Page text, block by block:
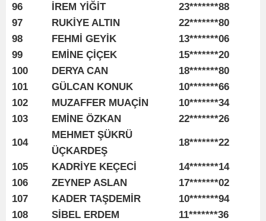
96
İREM YİĞİT
23*******88
97
RUKİYE ALTIN
22*******80
98
FEHMİ GEYİK
13*******06
99
EMİNE ÇİÇEK
15*******20
100
DERYA CAN
18*******80
101
GÜLCAN KONUK
10*******66
102
MUZAFFER MUAÇİN
10*******34
103
EMİNE ÖZKAN 22*******26
104
MEHMET ŞÜKRÜ
ÜÇKARDEŞ
18*******22
105 KADRİYE KEÇECİ
14*******14
106
ZEYNEP ASLAN
17*******02
107
KADER TAŞDEMİR
10*******94
108
SİBEL ERDEM
11*******36